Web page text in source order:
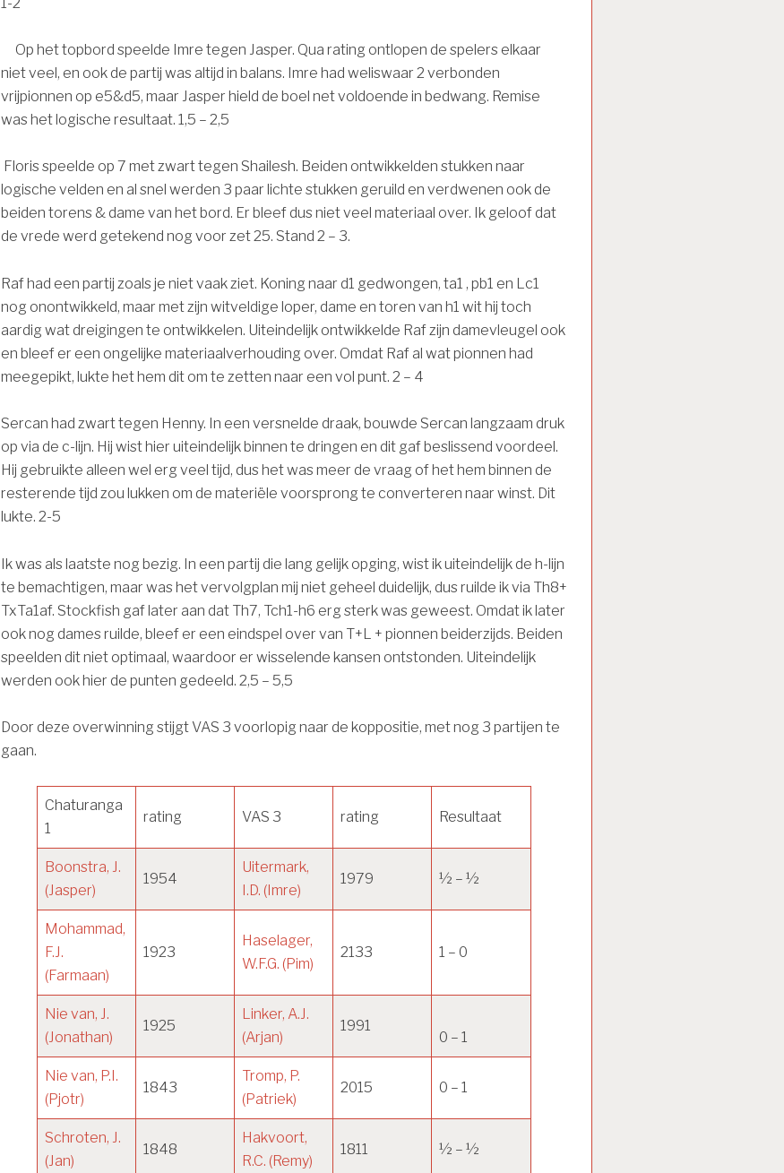
Op het topbord speelde Imre tegen Jasper. Qua rating ontlopen de spelers elkaar
niet veel, en ook de partij was altijd in balans. Imre had weliswaar 2 verbonden
vrijpionnen op e5&d5, maar Jasper hield de boel net voldoende in bedwang. Remise
was het logische resultaat. 1,5 – 2,5
Floris speelde op 7 met zwart tegen Shailesh. Beiden ontwikkelden stukken naar
logische velden en al snel werden 3 paar lichte stukken geruild en verdwenen ook de
beiden torens & dame van het bord. Er bleef dus niet veel materiaal over. Ik geloof dat
de vrede werd getekend nog voor zet 25. Stand 2 – 3.
Raf had een partij zoals je niet vaak ziet. Koning naar d1 gedwongen, ta1 , pb1 en Lc1
nog onontwikkeld, maar met zijn witveldige loper, dame en toren van h1 wit hij toch
aardig wat dreigingen te ontwikkelen. Uiteindelijk ontwikkelde Raf zijn damevleugel ook
en bleef er een ongelijke materiaalverhouding over. Omdat Raf al wat pionnen had
meegepikt, lukte het hem dit om te zetten naar een vol punt. 2 – 4
Sercan had zwart tegen Henny. In een versnelde draak, bouwde Sercan langzaam druk
op via de c-lijn. Hij wist hier uiteindelijk binnen te dringen en dit gaf beslissend voordeel.
Hij gebruikte alleen wel erg veel tijd, dus het was meer de vraag of het hem binnen de
resterende tijd zou lukken om de materiële voorsprong te converteren naar winst. Dit
lukte. 2-5
Ik was als laatste nog bezig. In een partij die lang gelijk opging, wist ik uiteindelijk de h-lijn
te bemachtigen, maar was het vervolgplan mij niet geheel duidelijk, dus ruilde ik via Th8+
TxTa1af. Stockfish gaf later aan dat Th7, Tch1-h6 erg sterk was geweest. Omdat ik later
ook nog dames ruilde, bleef er een eindspel over van T+L + pionnen beiderzijds. Beiden
speelden dit niet optimaal, waardoor er wisselende kansen ontstonden. Uiteindelijk
werden ook hier de punten gedeeld. 2,5 – 5,5
Door deze overwinning stijgt VAS 3 voorlopig naar de koppositie, met nog 3 partijen te
gaan.
Chaturanga
1
rating VAS 3 rating Resultaat
Boonstra, J.
(Jasper)
1954
Uitermark,
I.D. (Imre)
1979 ½ – ½
Mohammad,
F.J.
(Farmaan)
1923
Haselager,
W.F.G. (Pim)
2133 1 – 0
Nie van, J.
(Jonathan)
1925
Linker, A.J.
(Arjan)
1991
0 – 1
Nie van, P.I.
(Pjotr)
1843
Tromp, P.
(Patriek)
2015 0 – 1
Schroten, J.
(Jan)
1848
Hakvoort,
R.C. (Remy)
1811 ½ – ½